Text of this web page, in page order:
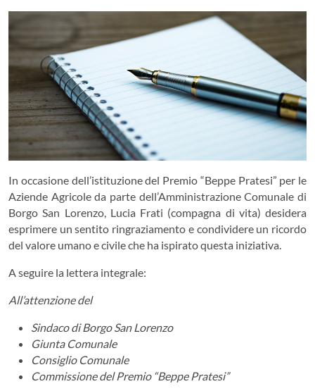
In occasione dell’istituzione del Premio “Beppe Pratesi” per le
Aziende Agricole da parte dell’Amministrazione Comunale di
Borgo San Lorenzo, Lucia Frati (compagna di vita) desidera
esprimere un sentito ringraziamento e condividere un ricordo
del valore umano e civile che ha ispirato questa iniziativa.
A seguire la lettera integrale:
All’attenzione del
Sindaco di Borgo San Lorenzo
Giunta Comunale
Consiglio Comunale
Commissione del Premio “Beppe Pratesi”